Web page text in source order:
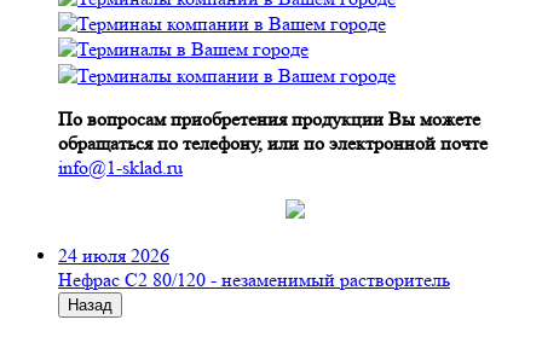
По вопросам приобретения продукции Вы можете
обращаться по телефону, или по электронной почте
info@1-sklad.ru
24 июля 2026
Нефрас С2 80/120 - незаменимый растворитель
Назад